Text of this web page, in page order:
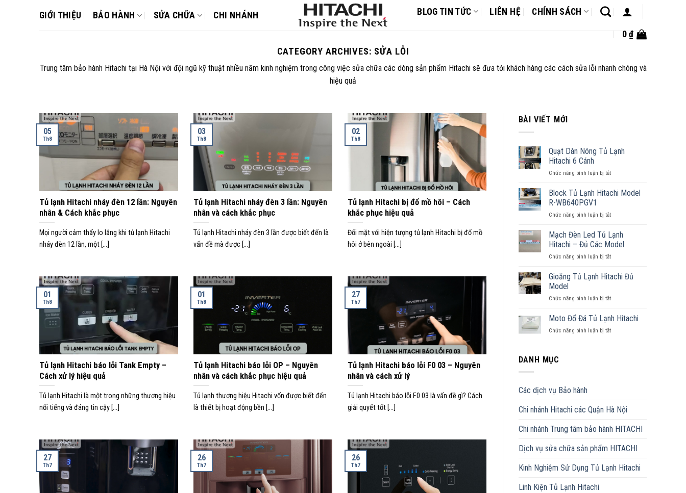
GIỚI THIỆU BẢO HÀNH SỬA CHỮA CHI NHÁNH BLOG TIN TỨC LIÊN HỆ CHÍNH SÁCH
0₫
CATEGORY ARCHIVES: SỬA LỖI
Trung tâm bảo hành Hitachi tại Hà Nội với đội ngũ kỹ thuật nhiều năm kinh nghiệm trong công việc sửa chữa các dòng sản phẩm Hitachi sẽ đưa tới khách hàng các cách sửa lỗi nhanh chóng và
hiệu quả
Tủ lạnh Hitachi nháy đèn 12 lần: Nguyên
nhân & Cách khắc phục
Mọi người cảm thấy lo lắng khi tủ lạnh Hitachi
nháy đèn 12 lần, một [...]
05
Th8
Tủ lạnh Hitachi nháy đèn 3 lần: Nguyên
nhân và cách khắc phục
Tủ lạnh Hitachi nháy đèn 3 lần được biết đến là
vấn đề mà được [...]
03
Th8
Tủ lạnh Hitachi bị đổ mồ hôi – Cách
khắc phục hiệu quả
Đối mặt với hiện tượng tủ lạnh Hitachi bị đổ mồ
hôi ở bên ngoài [...]
02
Th8
Tủ lạnh Hitachi báo lỗi Tank Empty –
Cách xử lý hiệu quả
Tủ lạnh Hitachi là một trong những thương hiệu
nổi tiếng và đáng tin cậy [...]
01
Th8
Tủ lạnh Hitachi báo lỗi OP – Nguyên
nhân và cách khắc phục hiệu quả
Tủ lạnh thương hiệu Hitachi vốn được biết đến
là thiết bị hoạt động bền [...]
01
Th8
Tủ lạnh Hitachi báo lỗi F0 03 – Nguyên
nhân và cách xử lý
Tủ lạnh Hitachi báo lỗi F0 03 là vấn đề gì? Cách
giải quyết tốt [...]
27
Th7
27
Th7
26
Th7
26
Th7
BÀI VIẾT MỚI
Quạt Dàn Nóng Tủ Lạnh
Hitachi 6 Cánh
Chức năng bình luận bị tắtở
Dàn
Lạnh
6
Cánh
Block Tủ Lạnh Hitachi Model
R-WB640PGV1
Chức năng bình luận bị tắtở
Tủ
Lạnh
Hitachi
Model
WB640PGV1
Mạch Đèn Led Tủ Lạnh
Hitachi – Đủ Các Model
Chức năng bình luận bị tắtở
Đèn
Lạnh
–
Các
Gioăng Tủ Lạnh Hitachi Đủ
Model
Chức năng bình luận bị tắtở
Tủ
Hitachi
Moto Đổ Đá Tủ Lạnh Hitachi
Chức năng bình luận bị tắtở
DANH MỤC
Các dịch vụ Bảo hành
Chi nhánh Hitachi các Quận Hà Nội
Chi nhánh Trung tâm bảo hành HITACHI
Dịch vụ sửa chữa sản phẩm HITACHI
Kinh Nghiệm Sử Dụng Tủ Lạnh Hitachi
Linh Kiện Tủ Lạnh Hitachi